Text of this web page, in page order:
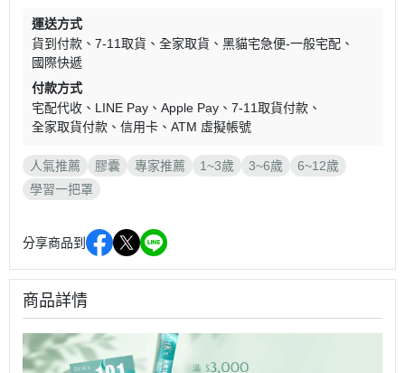
運送方式
貨到付款
7-11取貨 全家取貨
黑貓宅急便-一般宅配
國際快遞
付款方式
宅配代收
LINE Pay Apple Pay
7-11取貨付款
全家取貨付款
信用卡 ATM 虛擬帳號
人氣推薦 膠囊 專家推薦 1~3歲 3~6歲
6~12歲
學習一把罩
分享商品到
商品詳情